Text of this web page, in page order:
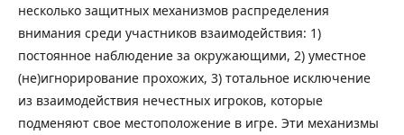
несколько защитных механизмов распределения
внимания среди участников взаимодействия: 1)
постоянное наблюдение за окружающими, 2) уместное
(не)игнорирование прохожих, 3) тотальное исключение
из взаимодействия нечестных игроков, которые
подменяют свое местоположение в игре. Эти механизмы